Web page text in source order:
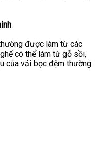
được làm từ các
có thể làm từ gỗ sồi,
của vải bọc đệm thường